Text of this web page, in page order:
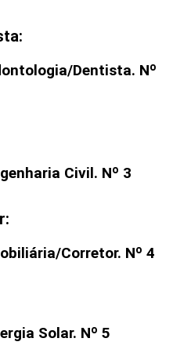
Dentista. Nº
Civil. Nº 3
Corretor. Nº 4
Solar. Nº 5